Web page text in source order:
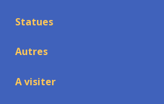
Statues
Autres
A visiter